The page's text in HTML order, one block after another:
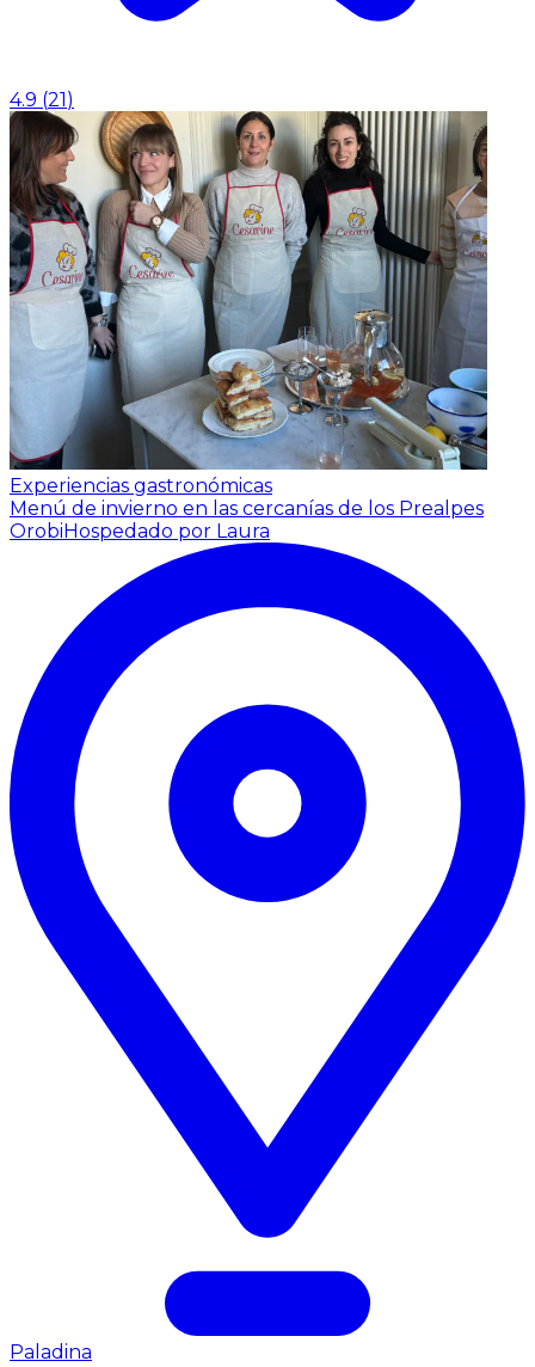
4.9 (21)
Experiencias gastronómicas
Menú de invierno en las cercanías de los Prealpes
OrobiHospedado por Laura
Paladina